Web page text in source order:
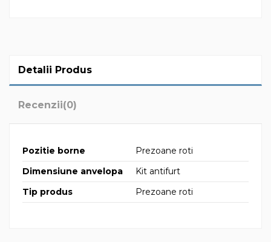
Detalii Produs
Recenzii(0)
Pozitie borne
Prezoane roti
Dimensiune anvelopa
Kit antifurt
Tip produs
Prezoane roti